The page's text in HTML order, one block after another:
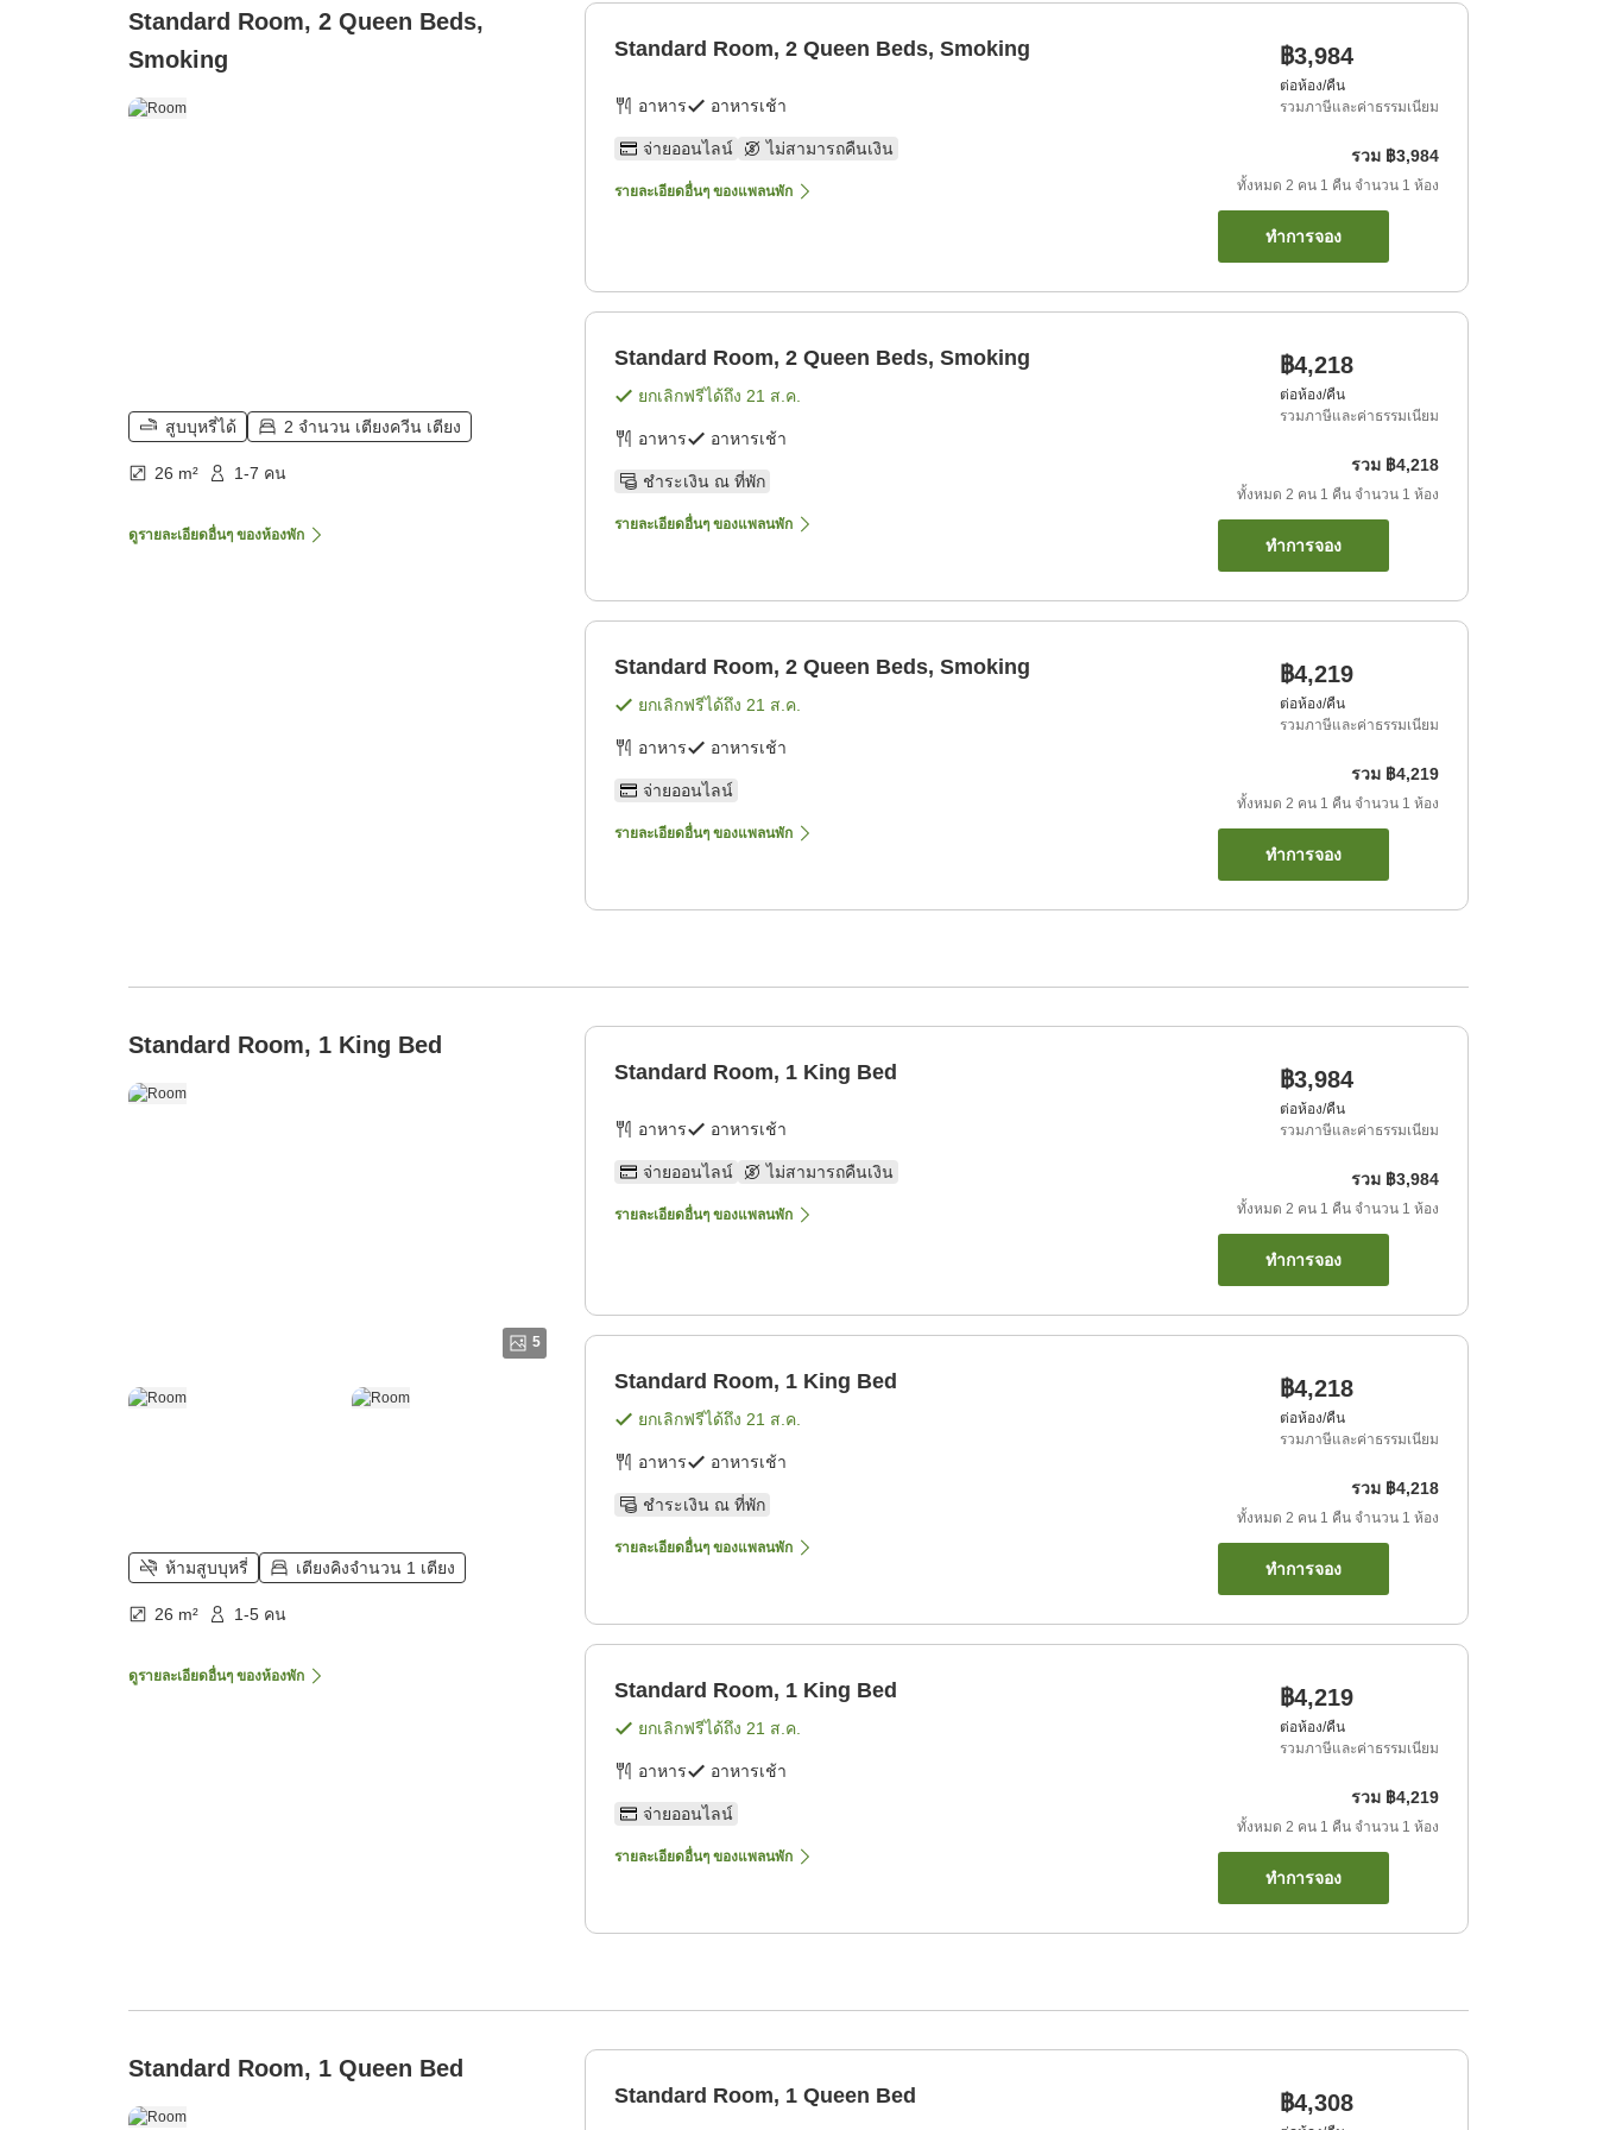
Standard Room, 2 Queen Beds,
Smoking
สูบบุหรี่ได้ 2 จำนวน เตียงควีน เตียง
26 m² 1-7 คน
ดูรายละเอียดอื่นๆ ของห้องพัก
Standard Room, 2 Queen Beds, Smoking
อาหาร อาหารเช้า
จ่ายออนไลน์ ไม่สามารถคืนเงิน
รายละเอียดอื่นๆ ของแพลนพัก
฿3,984
ต่อห้อง/คืน
รวมภาษีและค่าธรรมเนียม
รวม ฿3,984
ทั้งหมด 2 คน 1 คืน จำนวน 1 ห้อง
ทำการจอง
Standard Room, 2 Queen Beds, Smoking
ยกเลิกฟรีได้ถึง 21 ส.ค.
อาหาร อาหารเช้า
ชำระเงิน ณ ที่พัก
รายละเอียดอื่นๆ ของแพลนพัก
฿4,218
ต่อห้อง/คืน
รวมภาษีและค่าธรรมเนียม
รวม ฿4,218
ทั้งหมด 2 คน 1 คืน จำนวน 1 ห้อง
ทำการจอง
Standard Room, 2 Queen Beds, Smoking
ยกเลิกฟรีได้ถึง 21 ส.ค.
อาหาร อาหารเช้า
จ่ายออนไลน์
รายละเอียดอื่นๆ ของแพลนพัก
฿4,219
ต่อห้อง/คืน
รวมภาษีและค่าธรรมเนียม
รวม ฿4,219
ทั้งหมด 2 คน 1 คืน จำนวน 1 ห้อง
ทำการจอง
Standard Room, 1 King Bed
5
ห้ามสูบบุหรี่ เตียงคิงจำนวน 1 เตียง
26 m² 1-5 คน
ดูรายละเอียดอื่นๆ ของห้องพัก
Standard Room, 1 King Bed
อาหาร อาหารเช้า
จ่ายออนไลน์ ไม่สามารถคืนเงิน
รายละเอียดอื่นๆ ของแพลนพัก
฿3,984
ต่อห้อง/คืน
รวมภาษีและค่าธรรมเนียม
รวม ฿3,984
ทั้งหมด 2 คน 1 คืน จำนวน 1 ห้อง
ทำการจอง
Standard Room, 1 King Bed
ยกเลิกฟรีได้ถึง 21 ส.ค.
อาหาร อาหารเช้า
ชำระเงิน ณ ที่พัก
รายละเอียดอื่นๆ ของแพลนพัก
฿4,218
ต่อห้อง/คืน
รวมภาษีและค่าธรรมเนียม
รวม ฿4,218
ทั้งหมด 2 คน 1 คืน จำนวน 1 ห้อง
ทำการจอง
Standard Room, 1 King Bed
ยกเลิกฟรีได้ถึง 21 ส.ค.
อาหาร อาหารเช้า
จ่ายออนไลน์
รายละเอียดอื่นๆ ของแพลนพัก
฿4,219
ต่อห้อง/คืน
รวมภาษีและค่าธรรมเนียม
รวม ฿4,219
ทั้งหมด 2 คน 1 คืน จำนวน 1 ห้อง
ทำการจอง
Standard Room, 1 Queen Bed
Standard Room, 1 Queen Bed ฿4,308